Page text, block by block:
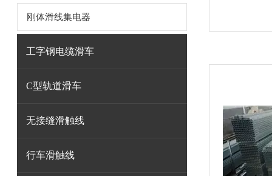
刚体滑线集电器
工字钢电缆滑车
C型轨道滑车
无接缝滑触线
行车滑触线